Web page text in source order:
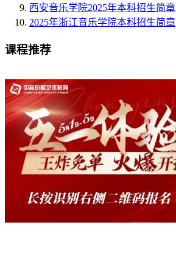
西安音乐学院2025年本科招生简章
2025年浙江音乐学院本科招生简章
课程推荐